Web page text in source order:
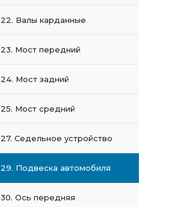
22. Валы карданные
23. Мост передний
24. Мост задний
25. Мост средний
27. Седельное устройство
29. Подвеска автомобиля
30. Ось передняя